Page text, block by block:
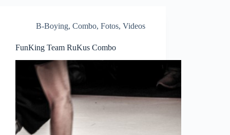
B-Boying, Combo, Fotos, Videos
FunKing Team RuKus Combo